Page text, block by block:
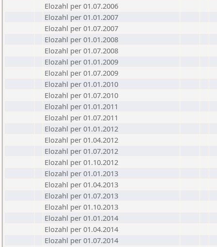
Elozahl per 01.07.2006
Elozahl per 01.01.2007
Elozahl per 01.07.2007
Elozahl per 01.01.2008
Elozahl per 01.07.2008
Elozahl per 01.01.2009
Elozahl per 01.07.2009
Elozahl per 01.01.2010
Elozahl per 01.07.2010
Elozahl per 01.01.2011
Elozahl per 01.07.2011
Elozahl per 01.01.2012
Elozahl per 01.04.2012
Elozahl per 01.07.2012
Elozahl per 01.10.2012
Elozahl per 01.01.2013
Elozahl per 01.04.2013
Elozahl per 01.07.2013
Elozahl per 01.10.2013
Elozahl per 01.01.2014
Elozahl per 01.04.2014
Elozahl per 01.07.2014